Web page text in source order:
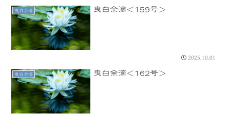
曳白余滴 曳白余滴＜159号＞
2025.10.01
曳白余滴 曳白余滴＜162号＞